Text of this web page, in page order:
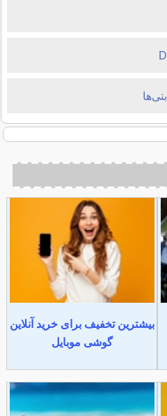
بیشترین تخفیف برای خرید آنلاین
گوشی موبایل